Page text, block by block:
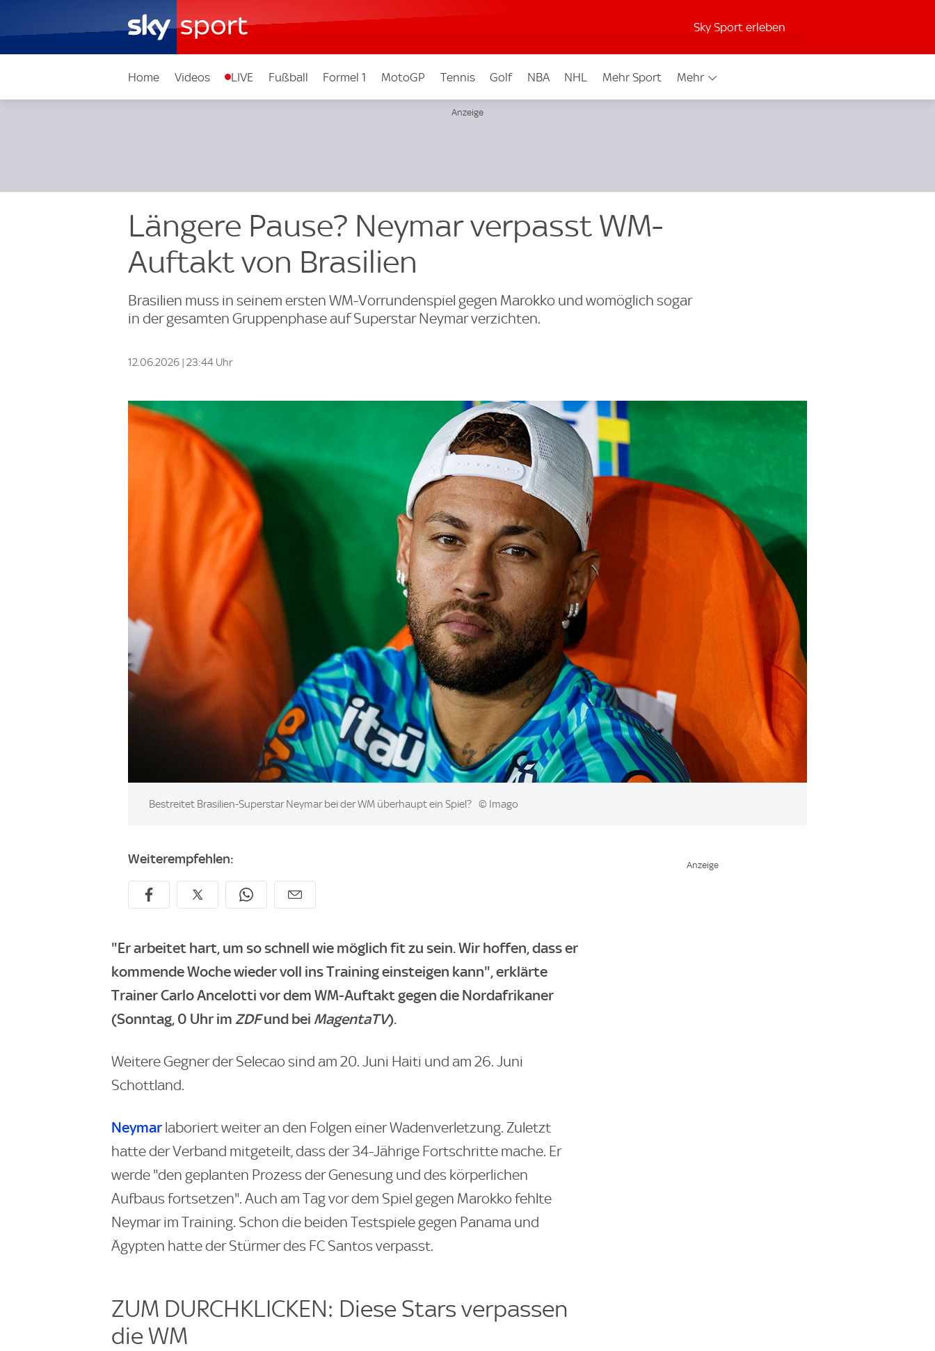
Sky Sport erleben
Home Videos LIVE Fußball Formel 1 MotoGP Tennis Golf NBA NHL Mehr Sport Mehr
Längere Pause? Neymar verpasst WM-
Auftakt von Brasilien
Brasilien muss in seinem ersten WM-Vorrundenspiel gegen Marokko und womöglich sogar
in der gesamten Gruppenphase auf Superstar Neymar verzichten.
12.06.2026 | 23:44 Uhr
Image:
Bestreitet Brasilien-Superstar Neymar bei der WM überhaupt ein Spiel? © Imago
Weiterempfehlen:
"Er arbeitet hart, um so schnell wie möglich fit zu sein. Wir hoffen, dass er
kommende Woche wieder voll ins Training einsteigen kann", erklärte
Trainer Carlo Ancelotti vor dem WM-Auftakt gegen die Nordafrikaner
(Sonntag, 0 Uhr im ZDFund bei MagentaTV).
Weitere Gegner der Selecao sind am 20. Juni Haiti und am 26. Juni
Schottland.
Neymar laboriert weiter an den Folgen einer Wadenverletzung. Zuletzt
hatte der Verband mitgeteilt, dass der 34-Jährige Fortschritte mache. Er
werde "den geplanten Prozess der Genesung und des körperlichen
Aufbaus fortsetzen". Auch am Tag vor dem Spiel gegen Marokko fehlte
Neymar im Training. Schon die beiden Testspiele gegen Panama und
Ägypten hatte der Stürmer des FC Santos verpasst.
ZUM DURCHKLICKEN: Diese Stars verpassen
die WM